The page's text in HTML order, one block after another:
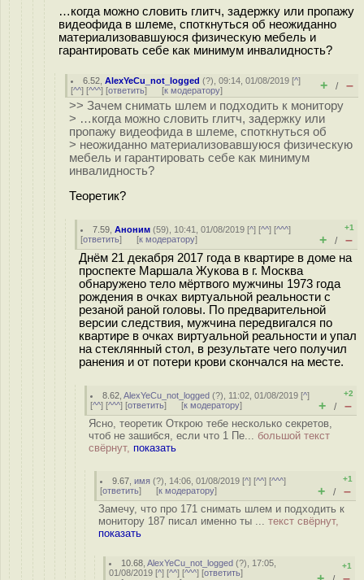
…когда можно словить глитч, задержку или пропажу
видеофида в шлеме, споткнуться об неожиданно
материализовавшуюся физическую мебель и
гарантировать себе как минимум инвалидность?
6.52 ,AlexYeCu_not_logged (?), 09:14, 01/08/2019 [^]
[^^] [^^^] [ответить] [к модератору] + / –
>> Зачем снимать шлем и подходить к монитору
> …когда можно словить глитч, задержку или
пропажу видеофида в шлеме, споткнуться об
> неожиданно материализовавшуюся физическую
мебель и гарантировать себе как минимум
инвалидность?
Теоретик?
7.59 ,Аноним (59), 10:41, 01/08/2019 [^] [^^] [^^^]
[ответить] [к модератору]
+1
+ / –
Днём 21 декабря 2017 года в квартире в доме на
проспекте Маршала Жукова в г. Москва
обнаружено тело мёртвого мужчины 1973 года
рождения в очках виртуальной реальности c
резаной раной головы. По предварительной
версии следствия, мужчина передвигался по
квартире в очках виртуальной реальности и упал
на стеклянный стол, в результате чего получил
ранения и от потери крови скончался на месте.
8.62 ,AlexYeCu_not_logged (?), 11:02, 01/08/2019 [^]
[^^] [^^^] [ответить] [к модератору]
+2
+ / –
Ясно, теоретик Открою тебе несколько секретов,
чтоб не зашибся, если что 1 Пе... большой текст
свёрнут, показать
9.67 ,имя (?), 14:06, 01/08/2019 [^] [^^] [^^^]
[ответить] [к модератору]
+1
+ / –
Замечу, что про 171 снимать шлем и подходить к
монитору 187 писал именно ты ... текст свёрнут,
показать
10.68 ,AlexYeCu_not_logged (?), 17:05,
01/08/2019 [^] [^^] [^^^] [ответить]
+1